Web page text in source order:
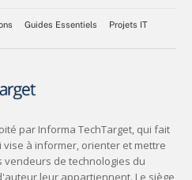
Guides Essentiels Projets IT